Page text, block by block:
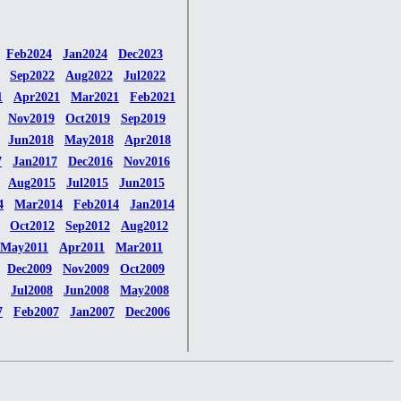
Feb2024 Jan2024
Dec2023
Sep2022 Aug2022
Jul2022
Apr2021 Mar2021
Feb2021
Nov2019 Oct2019
Sep2019
Jun2018 May2018
Apr2018
Jan2017 Dec2016
Nov2016
Aug2015 Jul2015
Jun2015
Mar2014 Feb2014
Jan2014
Oct2012 Sep2012
Aug2012
May2011 Apr2011
Mar2011
Dec2009 Nov2009
Oct2009
Jul2008 Jun2008
May2008
Feb2007 Jan2007
Dec2006